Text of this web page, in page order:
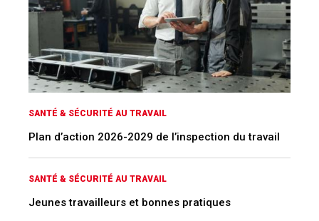
SANTÉ & SÉCURITÉ AU TRAVAIL
Plan d’action 2026-2029 de l’inspection du travail
SANTÉ & SÉCURITÉ AU TRAVAIL
Jeunes travailleurs et bonnes pratiques